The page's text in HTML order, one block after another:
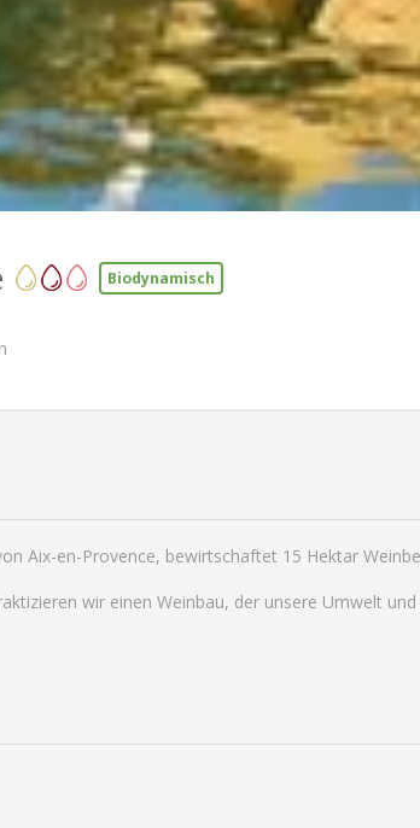
Biodynamisch
Aix-en-Provence, bewirtschaftet 15 Hektar
wir einen Weinbau, der unsere Umwelt